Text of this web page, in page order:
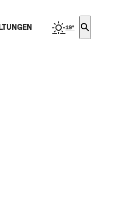
19° search